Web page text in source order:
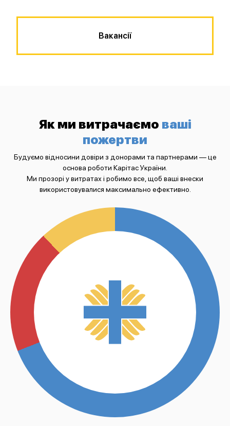
Вакансії
Як ми витрачаємо ваші
пожертви
Будуємо відносини довіри з донорами та партнерами — це
основа роботи Карітас України.
Ми прозорі у витратах і робимо все, щоб ваші внески
використовувалися максимально ефективно.